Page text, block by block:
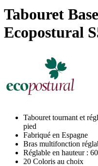
Tabouret
Ecopostural
Tabouret tournant et
pied
Fabriqué en Espagne
Bras multifonction
Réglable en hauteur :
20 Coloris au choix